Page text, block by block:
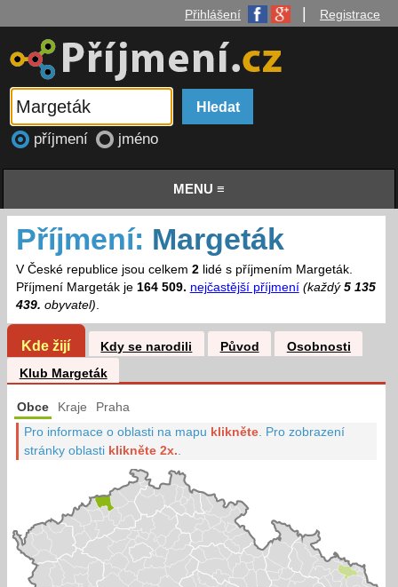
Přihlášení Registrace
příjmení jméno
MENU ≡
Příjmení: Margeták
V České republice jsou celkem 2lidé s příjmením Margeták.
Příjmení Margeták je 164 509. nejčastější příjmení (každý 5 135
439. obyvatel).
Kde žijí Kdy se narodili Původ
Osobnosti
Klub Margeták
Obce Kraje Praha
Pro informace o oblasti na mapu klikněte Pro zobrazení
stránky oblasti klikněte 2x.